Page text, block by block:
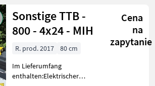
Ogłoszenia
drobne
Sonstige TTB -
800 - 4x24 - MIH
Cena
na
zapytanie
R. prod. 2017
80 cm
Im Lieferumfang
enthalten:Elektrischer